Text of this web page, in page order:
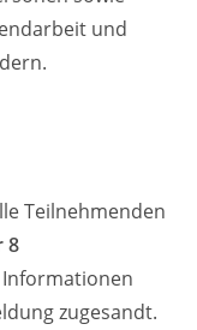
und
Teilnehmenden
8
Informationen
zugesandt.